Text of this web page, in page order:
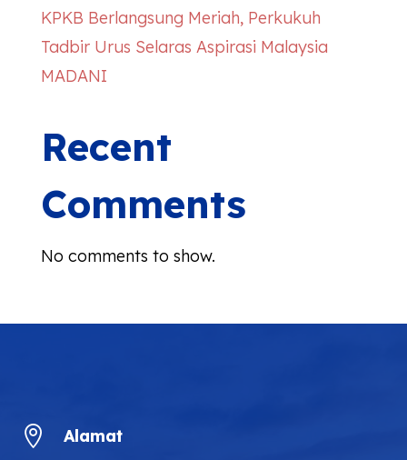
KPKB Berlangsung Meriah, Perkukuh
Tadbir Urus Selaras Aspirasi Malaysia
MADANI
Recent
Comments
No comments to show.

Alamat